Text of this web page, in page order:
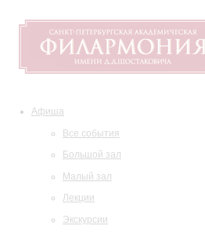
Афиша
Все события
Большой зал
Малый зал
Лекции
Экскурсии